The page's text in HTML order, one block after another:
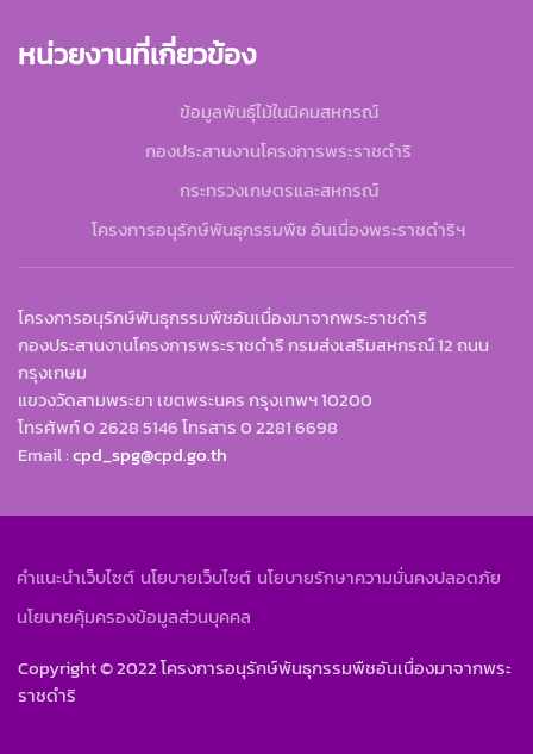
หน่วยงานที่เกี่ยวข้อง
ข้อมูลพันธุ์ไม้ในนิคมสหกรณ์
กองประสานงานโครงการพระราชดำริ
กระทรวงเกษตรและสหกรณ์
โครงการอนุรักษ์พันธุกรรมพืช อันเนื่องพระราชดำริฯ
โครงการอนุรักษ์พันธุกรรมพืชอันเนื่องมาจากพระราชดำริ
กองประสานงานโครงการพระราชดำริ กรมส่งเสริมสหกรณ์ 12 ถนน
กรุงเกษม
แขวงวัดสามพระยา เขตพระนคร กรุงเทพฯ 10200
โทรศัพท์ 0 2628 5146 โทรสาร 0 2281 6698
Email :cpd_spg@cpd.go.th
คำแนะนำเว็บไซต์ นโยบายเว็บไซต์ นโยบายรักษาความมั่นคงปลอดภัย
นโยบายคุ้มครองข้อมูลส่วนบุคคล
Copyright © 2022โครงการอนุรักษ์พันธุกรรมพืชอันเนื่องมาจากพระ
ราชดำริ